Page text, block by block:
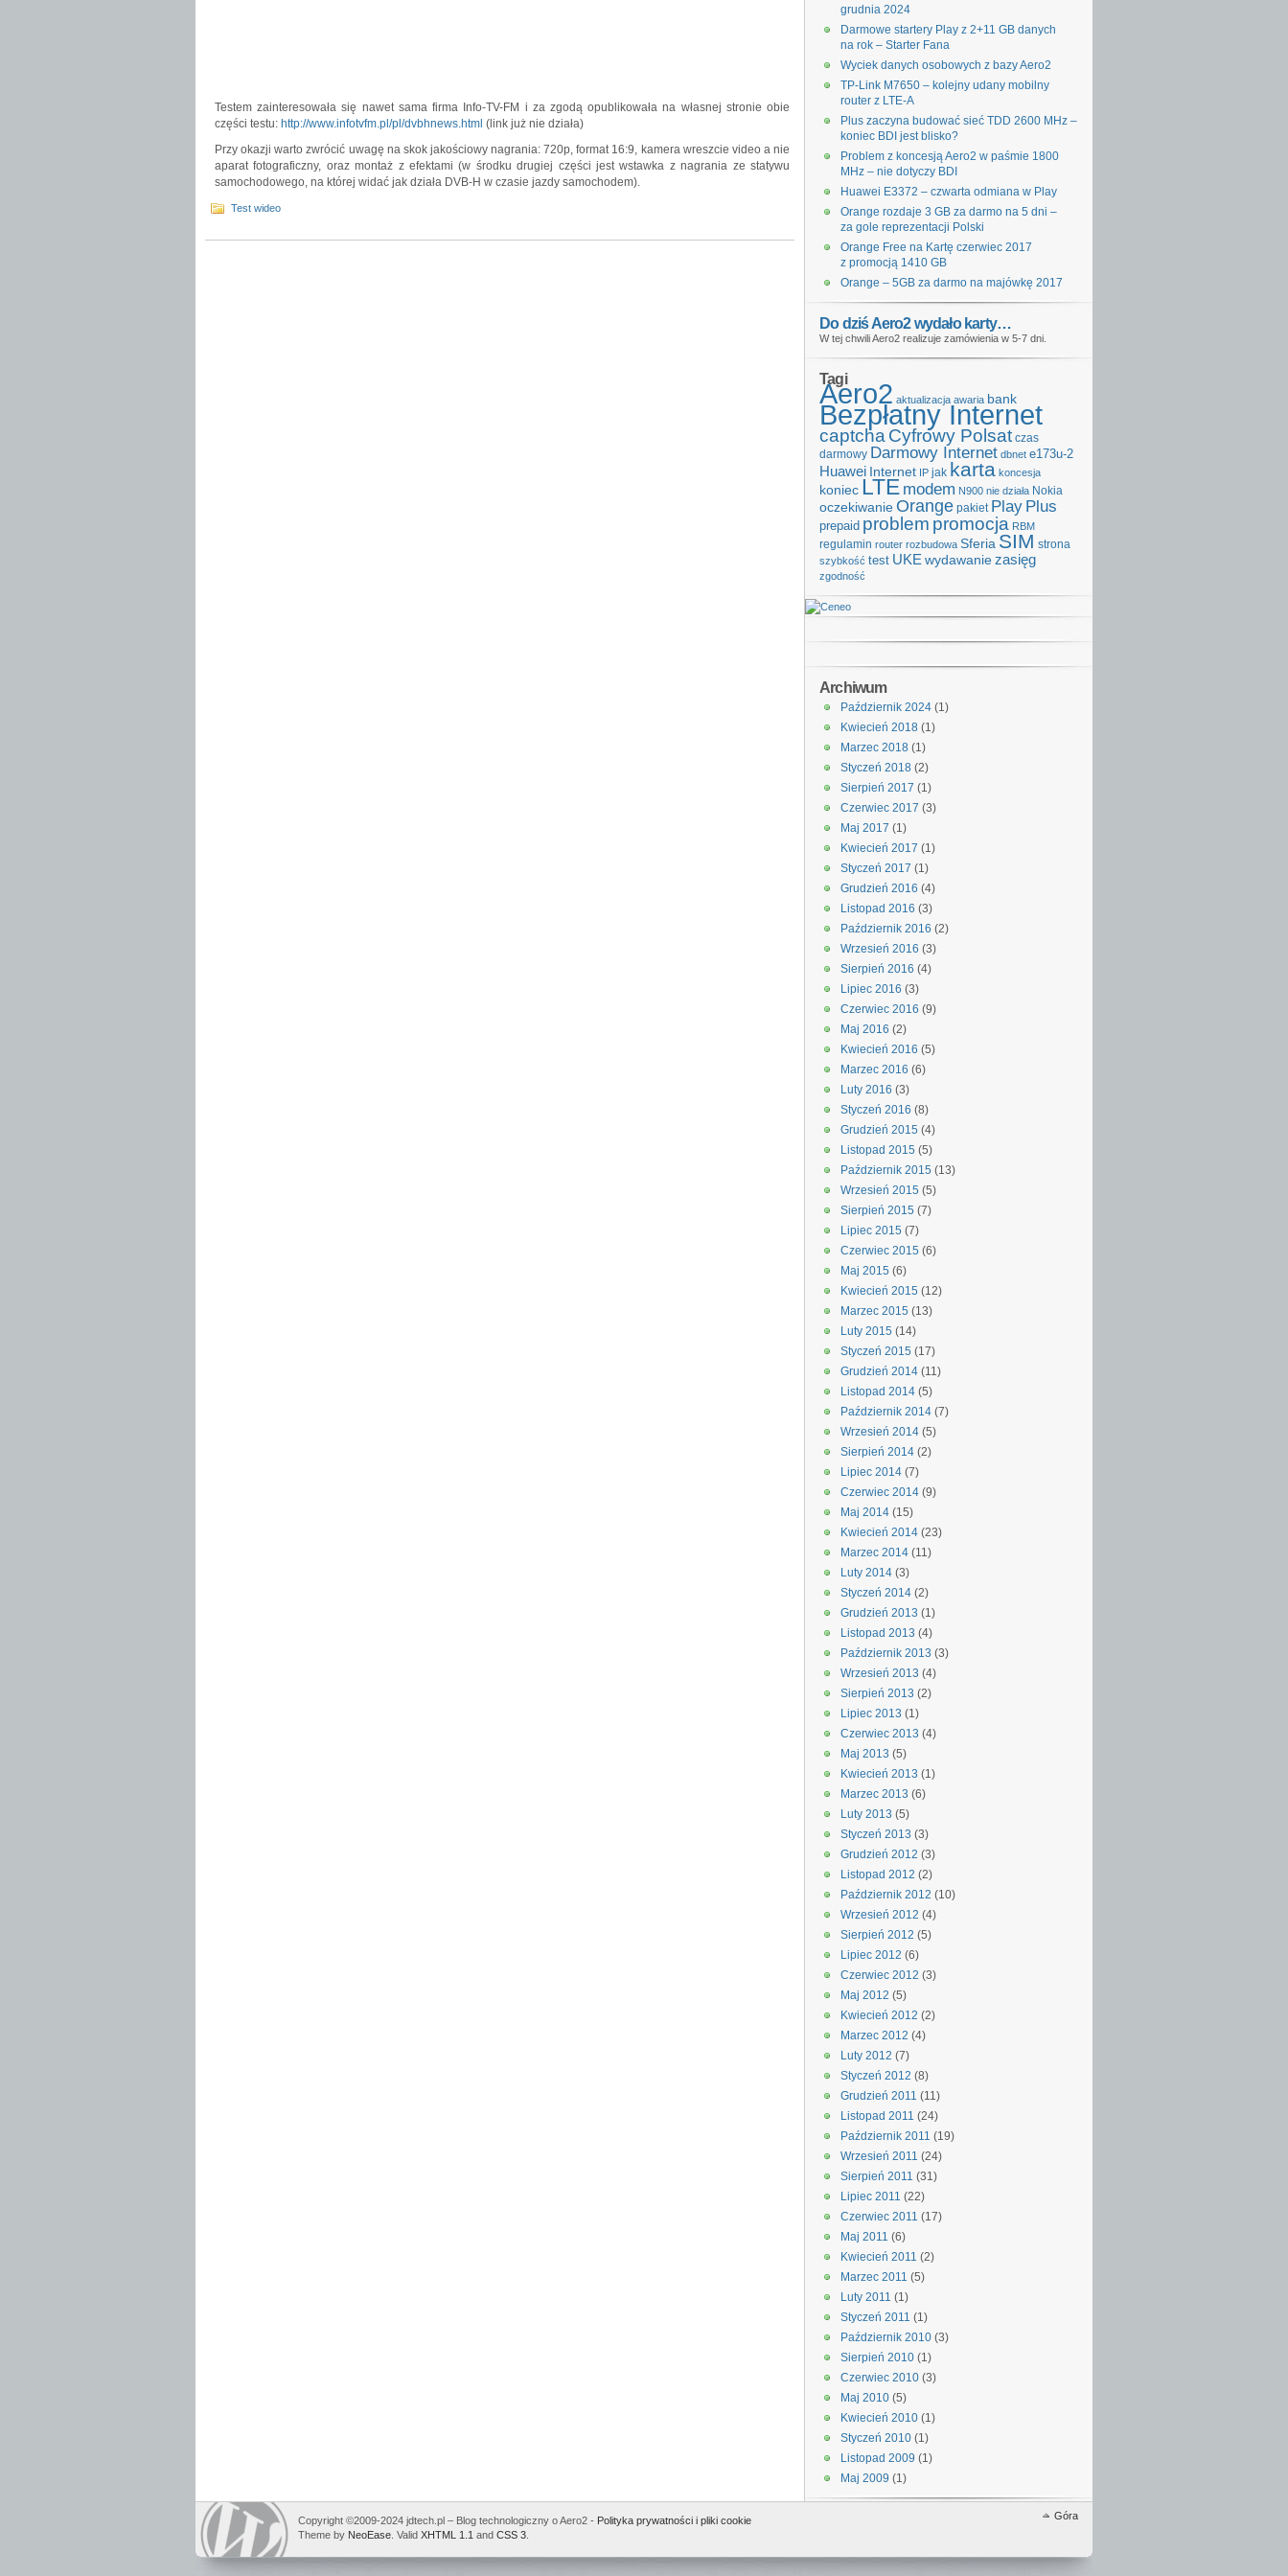
Testem zainteresowała się nawet sama firma Info-TV-FM i za zgodą opublikowała na własnej stronie obie
części testu: http://www.infotvfm.pl/pl/dvbhnews.html (link już nie działa)
Przy okazji warto zwrócić uwagę na skok jakościowy nagrania: 720p, format 16:9, kamera wreszcie video a nie
aparat fotograficzny, oraz montaż z efektami (w środku drugiej części jest wstawka z nagrania ze statywu
samochodowego, na której widać jak działa DVB-H w czasie jazdy samochodem).
Test wideo
grudnia 2024
Darmowe startery Play z 2+11 GB danych
na rok – Starter Fana
Wyciek danych osobowych z bazy Aero2
TP-Link M7650 – kolejny udany mobilny
router z LTE-A
Plus zaczyna budować sieć TDD 2600 MHz –
koniec BDI jest blisko?
Problem z koncesją Aero2 w paśmie 1800
MHz – nie dotyczy BDI
Huawei E3372 – czwarta odmiana w Play
Orange rozdaje 3 GB za darmo na 5 dni –
za gole reprezentacji Polski
Orange Free na Kartę czerwiec 2017
z promocją 1410 GB
Orange – 5GB za darmo na majówkę 2017
Do dziś Aero2 wydało karty…
W tej chwili Aero2 realizuje zamówienia w 5-7 dni.
Tagi
Aero2 aktualizacja awaria bank
Bezpłatny Internet
captcha Cyfrowy Polsat czas
darmowy Darmowy Internet dbnet e173u-2
Huawei Internet IP jak karta koncesja
koniec LTE modem N900 nie działa Nokia
oczekiwanie Orange pakiet Play Plus
prepaid problem promocja RBM
regulamin router rozbudowa Sferia SIM strona
szybkość test UKE wydawaniezasięg
zgodność
Archiwum
Październik 2024 (1)
Kwiecień 2018 (1)
Marzec 2018 (1)
Styczeń 2018 (2)
Sierpień 2017 (1)
Czerwiec 2017 (3)
Maj 2017 (1)
Kwiecień 2017 (1)
Styczeń 2017 (1)
Grudzień 2016 (4)
Listopad 2016 (3)
Październik 2016 (2)
Wrzesień 2016 (3)
Sierpień 2016 (4)
Lipiec 2016 (3)
Czerwiec 2016 (9)
Maj 2016 (2)
Kwiecień 2016 (5)
Marzec 2016 (6)
Luty 2016 (3)
Styczeń 2016 (8)
Grudzień 2015 (4)
Listopad 2015 (5)
Październik 2015 (13)
Wrzesień 2015 (5)
Sierpień 2015 (7)
Lipiec 2015 (7)
Czerwiec 2015 (6)
Maj 2015 (6)
Kwiecień 2015 (12)
Marzec 2015 (13)
Luty 2015 (14)
Styczeń 2015 (17)
Grudzień 2014 (11)
Listopad 2014 (5)
Październik 2014 (7)
Wrzesień 2014 (5)
Sierpień 2014 (2)
Lipiec 2014 (7)
Czerwiec 2014 (9)
Maj 2014 (15)
Kwiecień 2014 (23)
Marzec 2014 (11)
Luty 2014 (3)
Styczeń 2014 (2)
Grudzień 2013 (1)
Listopad 2013 (4)
Październik 2013 (3)
Wrzesień 2013 (4)
Sierpień 2013 (2)
Lipiec 2013 (1)
Czerwiec 2013 (4)
Maj 2013 (5)
Kwiecień 2013 (1)
Marzec 2013 (6)
Luty 2013 (5)
Styczeń 2013 (3)
Grudzień 2012 (3)
Listopad 2012 (2)
Październik 2012 (10)
Wrzesień 2012 (4)
Sierpień 2012 (5)
Lipiec 2012 (6)
Czerwiec 2012 (3)
Maj 2012 (5)
Kwiecień 2012 (2)
Marzec 2012 (4)
Luty 2012 (7)
Styczeń 2012 (8)
Grudzień 2011 (11)
Listopad 2011 (24)
Październik 2011 (19)
Wrzesień 2011 (24)
Sierpień 2011 (31)
Lipiec 2011 (22)
Czerwiec 2011 (17)
Maj 2011 (6)
Kwiecień 2011 (2)
Marzec 2011 (5)
Luty 2011 (1)
Styczeń 2011 (1)
Październik 2010 (3)
Sierpień 2010 (1)
Czerwiec 2010 (3)
Maj 2010 (5)
Kwiecień 2010 (1)
Styczeń 2010 (1)
Listopad 2009 (1)
Maj 2009 (1)
Góra
Copyright ©2009-2024 jdtech.pl – Blog technologiczny o Aero2 - Polityka prywatności i pliki cookie
Theme by NeoEase . Valid XHTML 1.1 and CSS 3